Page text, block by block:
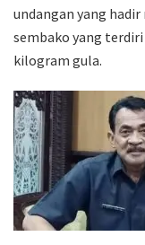
undangan yang
sembako yang terdiri
kilogram gula.